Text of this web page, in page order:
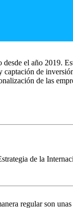
el año 2019.
de
de las
de la
regular son